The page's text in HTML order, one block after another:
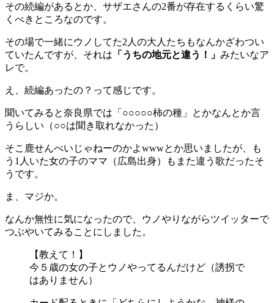
その続編があるとか、サザエさんの2番が存在するくらい驚
くべきところなのです。
その場で一緒にウノしてた2人の大人たちもなんかざわつい
ていたんですが、それは 「うちの地元と違う！」 みたいなア
レで。
え、続編あったの？って感じです。
聞いてみると奈良県では「○○○○○柿の種」とかなんとか言
うらしい（○○は聞き取れなかった）
そこ鹿せんべいじゃねーのかよwwwとか思いましたが、も
う1人いた女の子のママ（広島出身）もまた違う歌だったそ
うです。
ま、マジか。
なんか無性に気になったので、ウノやりながらツイッターで
つぶやいてみることにしました。
【教えて！】
今５歳の女の子とウノやってるんだけど（誘拐で
はありません）